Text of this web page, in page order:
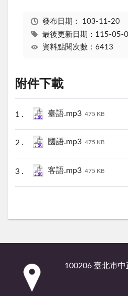
發布日期： 103-11-20
最後更新日期：115-05-
資料點閱次數：6413
附件下載
臺語.mp3 475 KB
國語.mp3 475 KB
客語.mp3 475 KB
100206 臺北市